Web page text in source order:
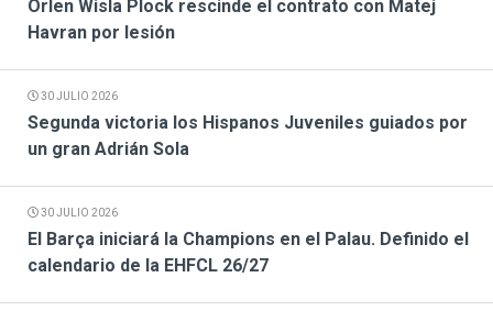
Orlen Wisla Plock rescinde el contrato con Matej
Havran por lesión
30 JULIO 2026
Segunda victoria los Hispanos Juveniles guiados por
un gran Adrián Sola
30 JULIO 2026
El Barça iniciará la Champions en el Palau. Definido el
calendario de la EHFCL 26/27